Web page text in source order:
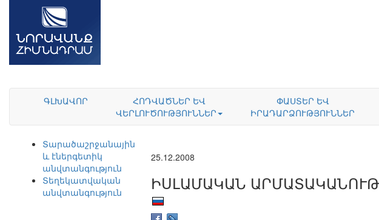
ԳԼԽԱՎՈՐ
ՀՈԴՎԱԾՆԵՐ ԵՎ
ՎԵՐԼՈՒԾՈՒԹՅՈՒՆՆԵՐ
ՓԱՍՏԵՐ ԵՎ
ԻՐԱԴԱՐՁՈՒԹՅՈՒՆՆԵՐ
Տարածաշրջանային
և էներգետիկ
անվտանգություն
Տեղեկատվական
անվտանգություն
25.12.2008
ԻՍԼԱՄԱԿԱՆ